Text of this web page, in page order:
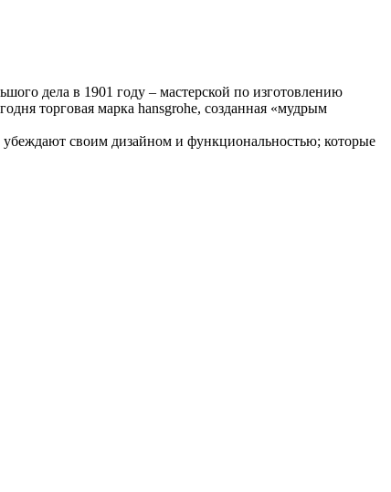
дела в 1901 году – мастерской по изготовлению
торговая марка hansgrohe, созданная «мудрым
убеждают своим дизайном и функциональностью; которые